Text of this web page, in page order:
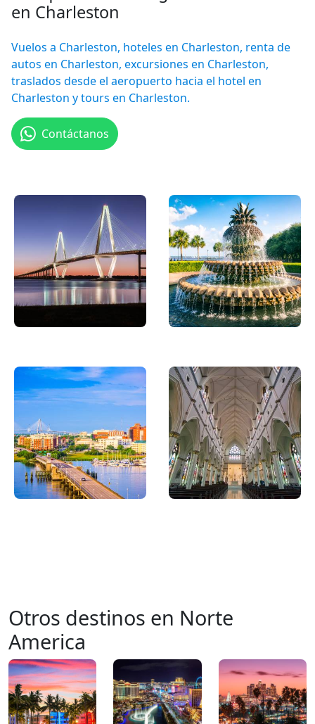
en Charleston
Vuelos a Charleston, hoteles en Charleston, renta de
autos en Charleston, excursiones en Charleston,
traslados desde el aeropuerto hacia el hotel en
Charleston y tours en Charleston.
Contáctanos
Otros destinos en Norte
America